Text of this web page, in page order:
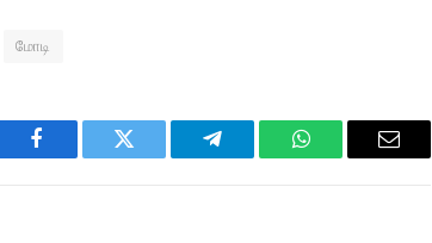
மோடி
Facebook Twitter Telegram WhatsAppEmail